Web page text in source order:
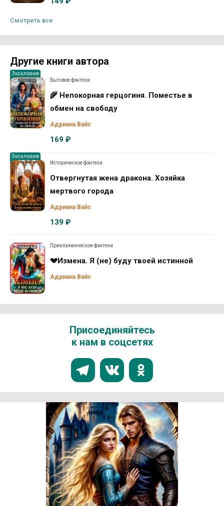
Смотреть все
Другие книги автора
Эксклюзив
Бытовое фэнтези
🌾 Непокорная герцогиня. Поместье в
обмен на свободу
Адриана Вайс
169 ₽
Эксклюзив
Историческое фэнтези
Отвергнутая жена дракона. Хозяйка
мертвого города
Адриана Вайс
139 ₽
Приключенческое фэнтези
💔Измена. Я (не) буду твоей истинной
Адриана Вайс
Присоединяйтесь
к нам в соцсетях